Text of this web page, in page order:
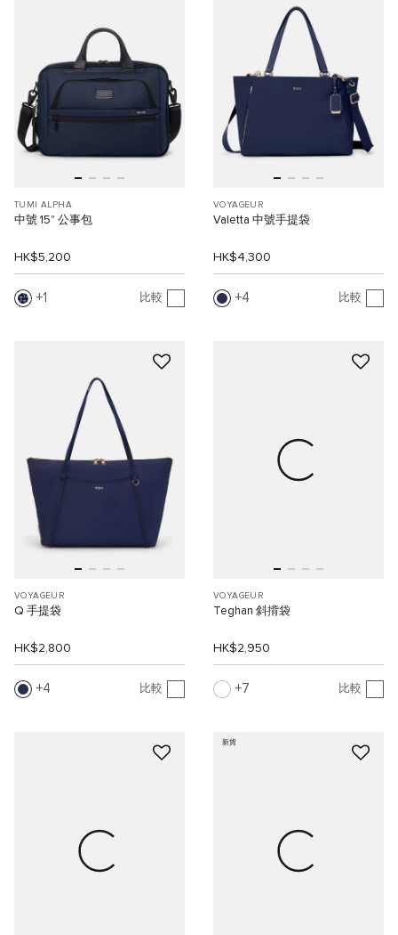
TUMI ALPHA
中號 15" 公事包
HK$5,200
1 比較
VOYAGEUR
Valetta 中號手提袋
HK$4,300
4 比較
VOYAGEUR
Q 手提袋
HK$2,800
4 比較
VOYAGEUR
Teghan 斜揹袋
HK$2,950
7 比較
新貨